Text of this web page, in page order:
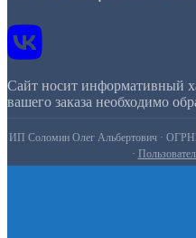
Сайт носит информативный
вашего заказа необходимо
ИП Соломин Олег Альбертович ·
·